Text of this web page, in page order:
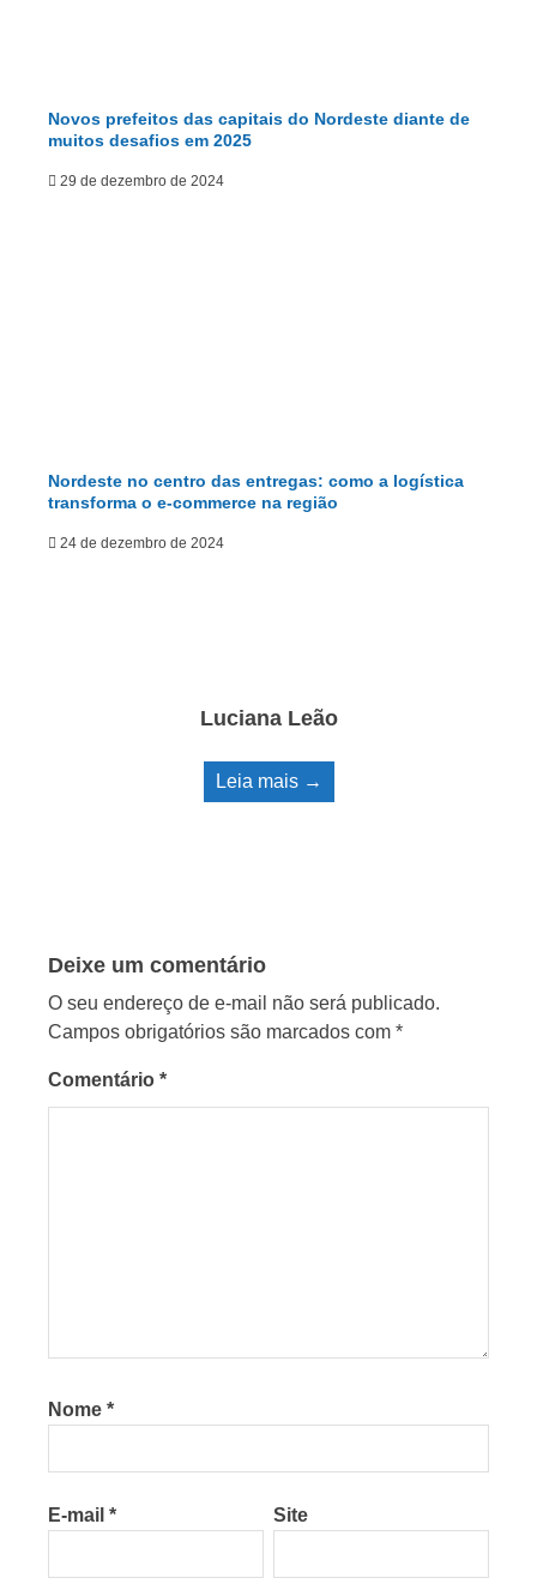
Novos prefeitos das capitais do Nordeste diante de
muitos desafios em 2025
29 de dezembro de 2024
Nordeste no centro das entregas: como a logística
transforma o e-commerce na região
24 de dezembro de 2024
Luciana Leão
Leia mais →
Deixe um comentário
O seu endereço de e-mail não será publicado.
Campos obrigatórios são marcados com *
Comentário *
Nome *
E-mail * Site